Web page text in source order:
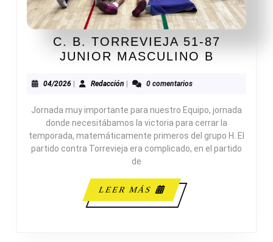
C. B. TORREVIEJA 51-87
JUNIOR MASCULINO B
87
JUNIOR
04/202604/2026
| RedacciónRedacción
| 0 comentarios
Jornada muy importante para nuestro Equipo, jornada
donde necesitábamos la victoria para cerrar la
temporada, matemáticamente primeros del grupo H. El
partido contra Torrevieja era complicado, en el partido
de
LEER MÁS
LEER
MÁS